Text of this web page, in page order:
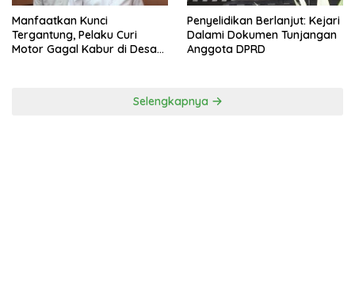
Manfaatkan Kunci
Tergantung, Pelaku Curi
Motor Gagal Kabur di Desa
Penyelidikan Berlanjut: Kejari
Dalami Dokumen Tunjangan
Anggota DPRD
Selengkapnya